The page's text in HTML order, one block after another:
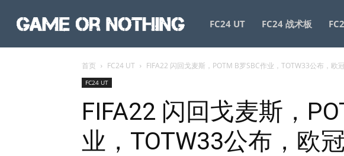
GameorNothing
FC24 UT FC24 战术板
首页 FC24 UT FIFA22 闪回戈麦斯，POTM B罗SBC作业，TOTW33公布，
FC24 UT
FIFA22 闪回戈麦斯，
业，TOTW33公布，欧